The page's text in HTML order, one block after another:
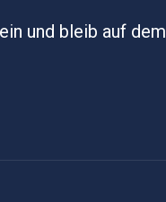
und bleib auf dem